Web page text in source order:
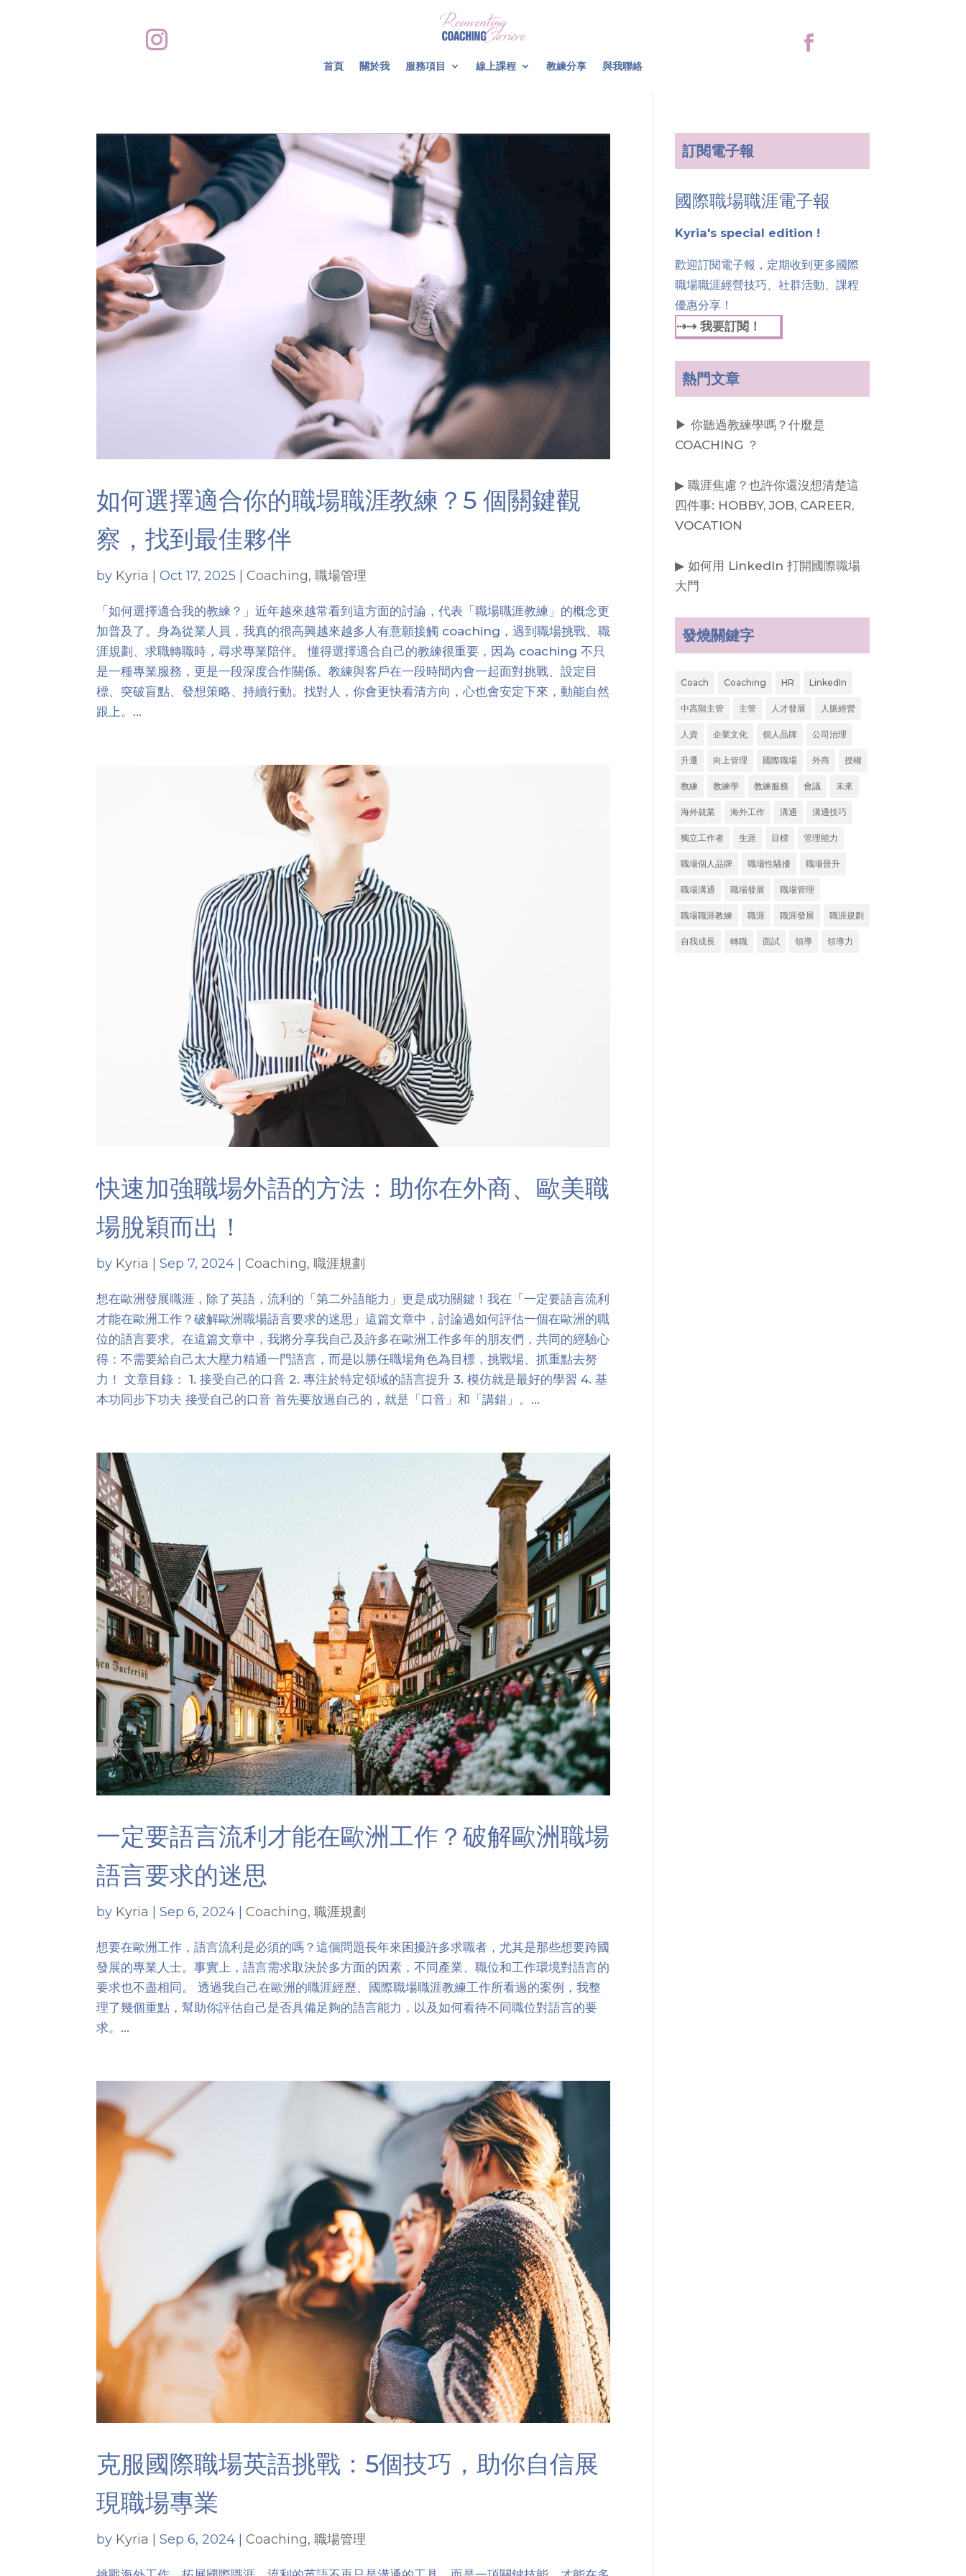
首頁 關於我 服務項目 線上課程 教練分享 與我聯絡
如何選擇適合你的職場職涯教練？5 個關鍵觀
察，找到最佳夥伴
by Kyria |Oct 17, 2025 |Coaching,職場管理
「如何選擇適合我的教練？」近年越來越常看到這方面的討論，代表「職場職涯教練」的概念更
加普及了。身為從業人員，我真的很高興越來越多人有意願接觸 coaching，遇到職場挑戰、職
涯規劃、求職轉職時，尋求專業陪伴。 懂得選擇適合自己的教練很重要，因為 coaching 不只
是一種專業服務，更是一段深度合作關係。教練與客戶在一段時間內會一起面對挑戰、設定目
標、突破盲點、發想策略、持續行動。找對人，你會更快看清方向，心也會安定下來，動能自然
跟上。...
快速加強職場外語的方法：助你在外商、歐美職
場脫穎而出！
by Kyria |Sep 7, 2024 |Coaching,職涯規劃
想在歐洲發展職涯，除了英語，流利的「第二外語能力」更是成功關鍵！我在「一定要語言流利
才能在歐洲工作？破解歐洲職場語言要求的迷思」這篇文章中，討論過如何評估一個在歐洲的職
位的語言要求。在這篇文章中，我將分享我自己及許多在歐洲工作多年的朋友們，共同的經驗心
得：不需要給自己太大壓力精通一門語言，而是以勝任職場角色為目標，挑戰場、抓重點去努
力！ 文章目錄： 1. 接受自己的口音 2. 專注於特定領域的語言提升 3. 模仿就是最好的學習 4. 基
本功同步下功夫 接受自己的口音 首先要放過自己的，就是「口音」和「講錯」。...
一定要語言流利才能在歐洲工作？破解歐洲職場
語言要求的迷思
by Kyria |Sep 6, 2024 |Coaching,職涯規劃
想要在歐洲工作，語言流利是必須的嗎？這個問題長年來困擾許多求職者，尤其是那些想要跨國
發展的專業人士。事實上，語言需求取決於多方面的因素，不同產業、職位和工作環境對語言的
要求也不盡相同。 透過我自己在歐洲的職涯經歷、國際職場職涯教練工作所看過的案例，我整
理了幾個重點，幫助你評估自己是否具備足夠的語言能力，以及如何看待不同職位對語言的要
求。...
克服國際職場英語挑戰：5個技巧，助你自信展
現職場專業
by Kyria |Sep 6, 2024 |Coaching,職場管理
訂閱電子報
國際職場職涯電子報
Kyria's special edition !
歡迎訂閱電子報，定期收到更多國際
職場職涯經營技巧、社群活動、課程
優惠分享！
⇢⇢ 我要訂閱！
熱門文章
▶︎ 你聽過教練學嗎？什麼是
COACHING ？
▶︎ 職涯焦慮？也許你還沒想清楚這
四件事: HOBBY, JOB, CAREER,
VOCATION
▶︎ 如何用 LinkedIn 打開國際職場
大門
發燒關鍵字
Coach Coaching HR LinkedIn
中高階主管 主管 人才發展 人脈經營
人資 企業文化 個人品牌 公司治理
升遷 向上管理 國際職場 外商 授權
教練 教練學 教練服務 會議 未來
海外就業 海外工作 溝通 溝通技巧
獨立工作者 生涯 目標 管理能力
職場個人品牌 職場性騷擾 職場晉升
職場溝通 職場發展 職場管理
職場職涯教練 職涯 職涯發展 職涯規劃
自我成長 轉職 面試 領導 領導力